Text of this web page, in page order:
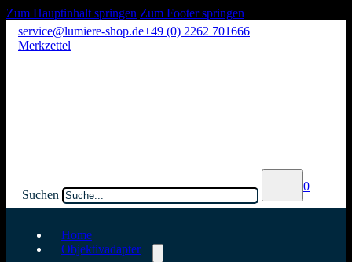
Zum Hauptinhalt springen Zum Footer springen
service@lumiere-shop.de+49 (0) 2262 701666
Merkzettel
Suchen
0
Home
Objektivadapter